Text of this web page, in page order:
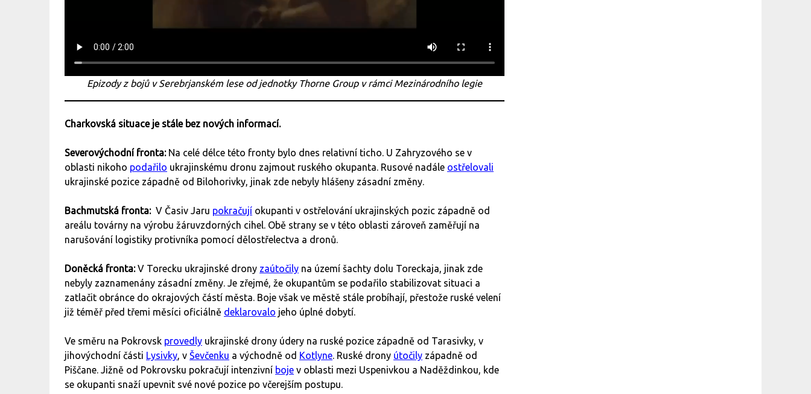
Epizody z bojů v Serebrjanském lese od jednotky Thorne Group v rámci Mezinárodního legie
Charkovská situace je stále bez nových informací.
Severovýchodní fronta: Na celé délce této fronty bylo dnes relativní ticho. U Zahryzového se v
oblasti nikoho podařilo ukrajinskému dronu zajmout ruského okupanta. Rusové nadále ostřelovali
ukrajinské pozice západně od Bilohorivky, jinak zde nebyly hlášeny zásadní změny.
Bachmutská fronta: V Časiv Jaru pokračují okupanti v ostřelování ukrajinských pozic západně od
areálu továrny na výrobu žáruvzdorných cihel. Obě strany se v této oblasti zároveň zaměřují na
narušování logistiky protivníka pomocí dělostřelectva a dronů.
Doněcká fronta:V Torecku ukrajinské drony zaútočily na území šachty dolu Toreckaja, jinak zde
nebyly zaznamenány zásadní změny. Je zřejmé, že okupantům se podařilo stabilizovat situaci a
zatlačit obránce do okrajových částí města. Boje však ve městě stále probíhají, přestože ruské velení
již téměř před třemi měsíci oficiálně deklarovalo jeho úplné dobytí.
Ve směru na Pokrovsk provedly ukrajinské drony údery na ruské pozice západně od Tarasivky, v
jihovýchodní části Lysivky, v Ševčenku a východně od Kotlyne. Ruské drony útočily západně od
Piščane. Jižně od Pokrovsku pokračují intenzivní boje v oblasti mezi Uspenivkou a Naděždinkou, kde
se okupanti snaží upevnit své nové pozice po včerejším postupu.